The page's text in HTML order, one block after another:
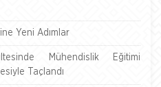
Yeni Adımlar
Mühendislik Eğitimi
Taçlandı